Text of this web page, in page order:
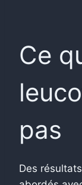
Ce
pas
Des